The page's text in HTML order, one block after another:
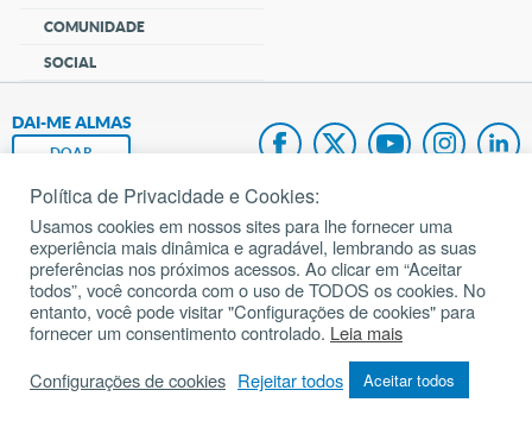
COMUNIDADE
SOCIAL
DAI-ME ALMAS
DOAR
Fundação João Paulo II
Pedido de Oração
Mapa do site
Todos os direitos reservados.
Política de Privacidade e Cookies:
Usamos cookies em nossos sites para lhe fornecer uma
experiência mais dinâmica e agradável, lembrando as suas
preferências nos próximos acessos. Ao clicar em “Aceitar
todos”, você concorda com o uso de TODOS os cookies. No
entanto, você pode visitar "Configurações de cookies" para
fornecer um consentimento controlado. Leia mais
Configurações de cookies Rejeitar todos Aceitar todos